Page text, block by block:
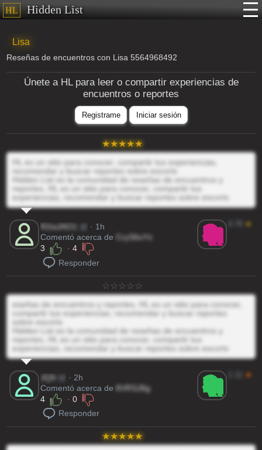
HL Hidden List
Lisa
Reseñas de encuentros con Lisa 5564968492
Únete a HL para leer o compartir experiencias de
encuentros o reportes
Registrame Iniciar sesión
HL es un sitio para conocer, compartir tus experiencias,
recomendar y buscar reportes sobre escorts
Hidden List es la comunidad de reseñas de encuentros y
reportes, HL es un sitio para conocer, compartir tus
experiencias, recomendar y buscar reportes sobre escorts
R2wJAO1
· 1h
Comentó acerca de
CryS6oYz
3
·4
Responder
★
eseñas de encuentros y reportes, HL es un sitio para conocer,
compartir tus experiencias, recomendar y buscar reportes
sobre escorts
Hidden List es la comunidad de reseñas de encuentros y
reportes, HL es un sitio para conocer, compartir tus
experiencias, recomendar y buscar reportes sobre escorts
· 2h
Comentó acerca de
8VRSJ8g
4
·0
Responder
★